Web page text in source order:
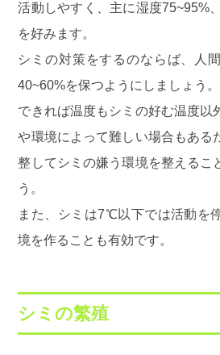
活動しやすく、主に湿度75~95%
を好みます。
シミの対策をするのならば、人
40~60%を保つようにしましょう。
できれば温度もシミの好む温度以
や環境によって難しい場合もある
整してシミの嫌う環境を整えるこ
う。
また、シミは7℃以下では活動を
境を作ることも有効です。
シミの繁殖